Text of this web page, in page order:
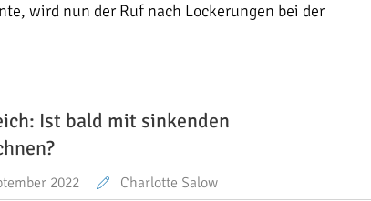
wird nun der Ruf nach Lockerungen bei der
Ist bald mit sinkenden
2022 Charlotte Salow